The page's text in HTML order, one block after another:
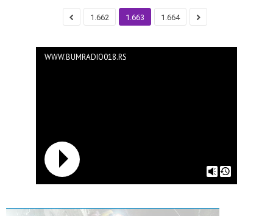
1.662 1.663 1.664
WWW.BUMRADIO018.RS